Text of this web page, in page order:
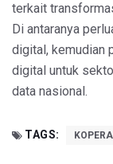
terkait
Di antaranya
digital, kemudian
digital untuk
data nasional.
TAGS: